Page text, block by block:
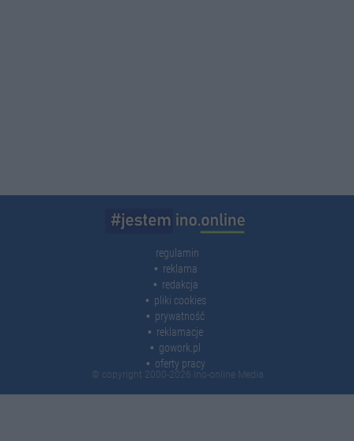
regulamin
reklama
redakcja
pliki cookies
prywatność
reklamacje
gowork.pl
oferty pracy
© copyright 2000-2026 Ino-online Media